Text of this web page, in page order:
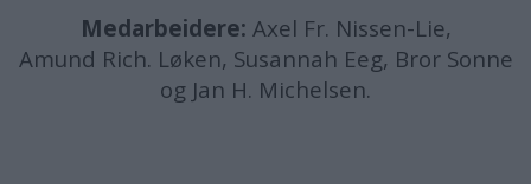
Medarbeidere: Axel Fr. Nissen-Lie,
Amund Rich. Løken, Susannah Eeg, Bror Sonne
og Jan H. Michelsen.